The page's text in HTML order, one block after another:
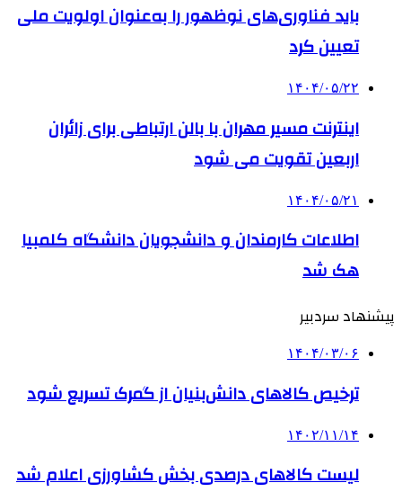
باید فناوری‌های نوظهور را به‌عنوان اولویت ملی
تعیین کرد
۱۴۰۴/۰۵/۲۲
اینترنت مسیر مهران با بالن ارتباطی برای زائران
اربعین تقویت می شود
۱۴۰۴/۰۵/۲۱
اطلاعات کارمندان و دانشجویان دانشگاه کلمبیا
هک شد
پیشنهاد سردبیر
۱۴۰۴/۰۳/۰۶
ترخیص کالاهای دانش‌بنیان از گمرک تسریع شود
۱۴۰۲/۱۱/۱۴
لیست کالاهای درصدی بخش کشاورزی اعلام شد